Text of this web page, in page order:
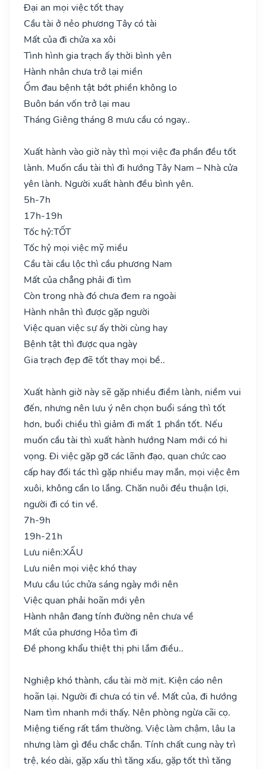
Đại an mọi việc tốt thay
Cầu tài ở nẻo phương Tây có tài
Mất của đi chửa xa xôi
Tình hình gia trạch ấy thời bình yên
Hành nhân chưa trở lại miền
Ốm đau bệnh tật bớt phiền không lo
Buôn bán vốn trở lại mau
Tháng Giêng tháng 8 mưu cầu có ngay..
Xuất hành vào giờ này thì mọi việc đa phần đều tốt
lành. Muốn cầu tài thì đi hướng Tây Nam – Nhà cửa
yên lành. Người xuất hành đều bình yên.
5h-7h
17h-19h
Tốc hỷ:TỐT
Tốc hỷ mọi việc mỹ miều
Cầu tài cầu lộc thì cầu phương Nam
Mất của chẳng phải đi tìm
Còn trong nhà đó chưa đem ra ngoài
Hành nhân thì được gặp người
Việc quan việc sự ấy thời cùng hay
Bệnh tật thì được qua ngày
Gia trạch đẹp đẽ tốt thay mọi bề..
Xuất hành giờ này sẽ gặp nhiều điềm lành, niềm vui
đến, nhưng nên lưu ý nên chọn buổi sáng thì tốt
hơn, buổi chiều thì giảm đi mất 1 phần tốt. Nếu
muốn cầu tài thì xuất hành hướng Nam mới có hi
vọng. Đi việc gặp gỡ các lãnh đạo, quan chức cao
cấp hay đối tác thì gặp nhiều may mắn, mọi việc êm
xuôi, không cần lo lắng. Chăn nuôi đều thuận lợi,
người đi có tin về.
7h-9h
19h-21h
Lưu niên:XẤU
Lưu niên mọi việc khó thay
Mưu cầu lúc chửa sáng ngày mới nên
Việc quan phải hoãn mới yên
Hành nhân đang tính đường nên chưa về
Mất của phương Hỏa tìm đi
Đề phong khẩu thiệt thị phi lắm điều..
Nghiệp khó thành, cầu tài mờ mịt. Kiện cáo nên
hoãn lại. Người đi chưa có tin về. Mất của, đi hướng
Nam tìm nhanh mới thấy. Nên phòng ngừa cãi cọ.
Miệng tiếng rất tầm thường. Việc làm chậm, lâu la
nhưng làm gì đều chắc chắn. Tính chất cung này trì
trệ, kéo dài, gặp xấu thì tăng xấu, gặp tốt thì tăng